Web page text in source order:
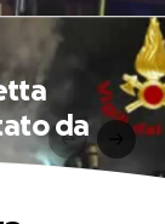
da